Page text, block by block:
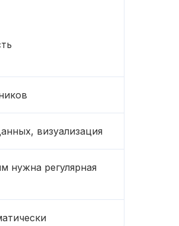
визуализация
нужна регулярная